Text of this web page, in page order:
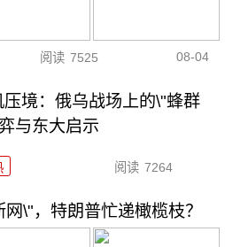
阅读 7525 08-04
压境：俄乌战场上的\"蜂群
与东大启示
阅读 7264
\"，特朗普忙递橄榄枝？